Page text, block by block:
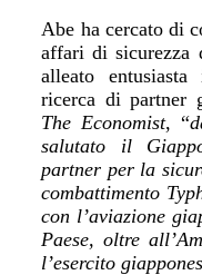
Abe ha cercato di
affari di sicurezza
alleato
ricerca di partner
The Economist,“
salutato il
partner per la
combattimento
con l’aviazione
Paese, oltre all’
l’esercito